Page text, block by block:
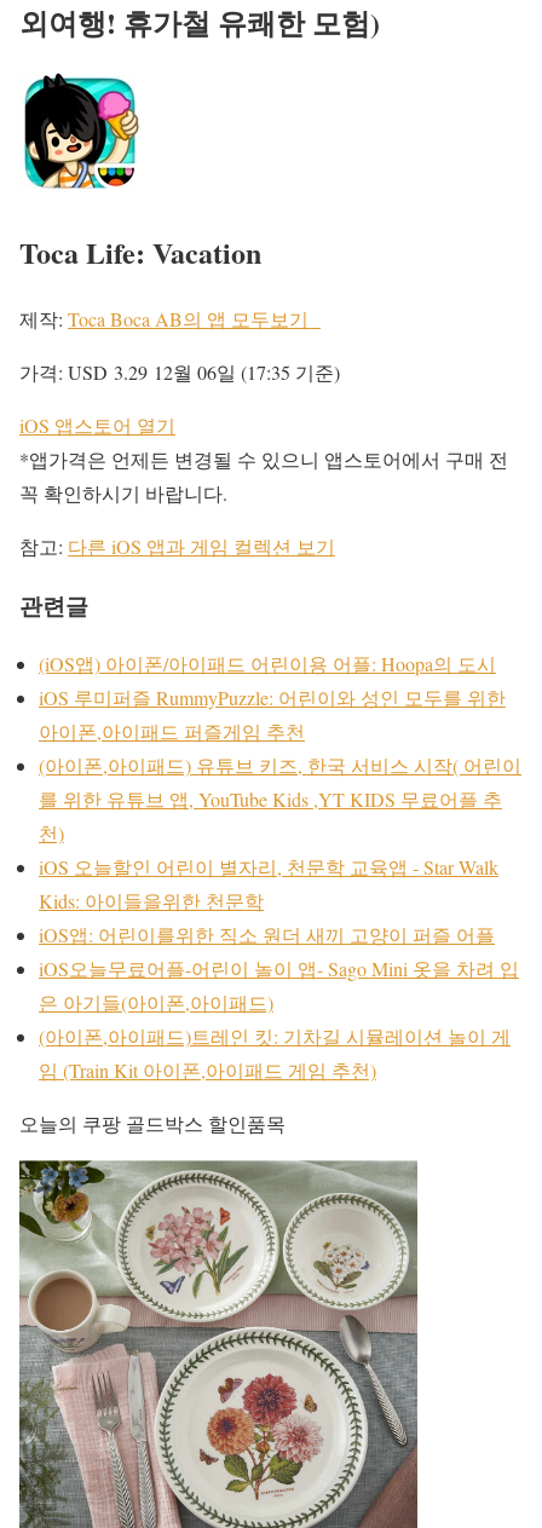
외여행! 휴가철 유쾌한 모험)
Toca Life: Vacation
제작: Toca Boca AB의 앱 모두보기
가격: USD 3.29 12월 06일 (17:35 기준)
iOS 앱스토어 열기
*앱가격은 언제든 변경될 수 있으니 앱스토어에서 구매 전
꼭 확인하시기 바랍니다.
참고: 다른 iOS 앱과 게임 컬렉션 보기
관련글
(iOS앱) 아이폰/아이패드 어린이용 어플: Hoopa의 도시
iOS 루미퍼즐 RummyPuzzle: 어린이와 성인 모두를 위한
아이폰,아이패드 퍼즐게임 추천
(아이폰,아이패드) 유튜브 키즈, 한국 서비스 시작( 어린이
를 위한 유튜브 앱, YouTube Kids ,YT KIDS 무료어플 추
천)
iOS 오늘할인 어린이 별자리, 천문학 교육앱 - Star Walk
Kids: 아이들을위한 천문학
iOS앱: 어린이를위한 직소 원더 새끼 고양이 퍼즐 어플
iOS오늘무료어플-어린이 놀이 앱- Sago Mini 옷을 차려 입
은 아기들(아이폰,아이패드)
(아이폰,아이패드)트레인 킷: 기차길 시뮬레이션 놀이 게
임 (Train Kit 아이폰,아이패드 게임 추천)
오늘의 쿠팡 골드박스 할인품목